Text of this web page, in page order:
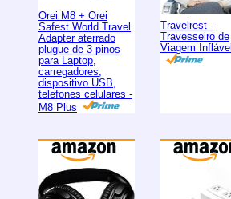
Orei M8 + Orei
Safest World Travel
Adapter aterrado
plugue de 3 pinos
para Laptop,
carregadores,
dispositivo USB,
telefones celulares -
M8 Plus
Travelrest -
Travesseiro de
Viagem Inflável